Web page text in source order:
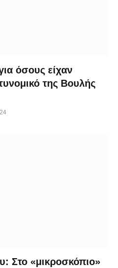
όσους είχαν
της Βουλής
Στο «μικροσκόπιο»